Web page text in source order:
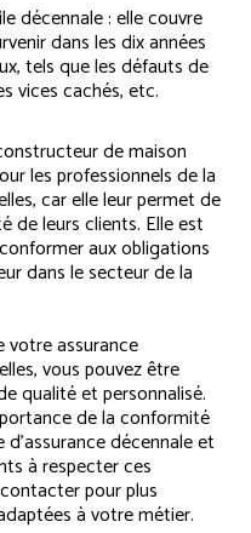
décennale : elle couvre
dans les dix années
tels que les défauts de
vices cachés, etc.
de maison
les professionnels de la
car elle leur permet de
de leurs clients. Elle est
aux obligations
dans le secteur de la
votre assurance
vous pouvez être
qualité et personnalisé.
de la conformité
décennale et
à respecter ces
pour plus
à votre métier.